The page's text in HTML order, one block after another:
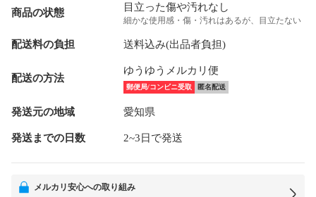
商品の状態 目立った傷や汚れなし
細かな使用感・傷・汚れはあるが、目立たない
配送料の負担 送料込み(出品者負担)
配送の方法
ゆうゆうメルカリ便
郵便局/コンビニ受取 匿名配送
発送元の地域 愛知県
発送までの日数 2~3日で発送
メルカリ安心への取り組み